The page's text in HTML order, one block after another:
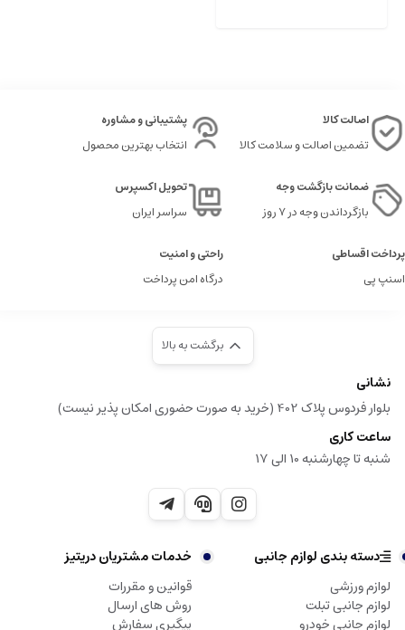
اصالت کالا
تضمین اصالت و سلامت کالا
پشتیبانی و مشاوره
انتخاب بهترین محصول
ضمانت بازگشت وجه
بازگرداندن وجه در ۷ روز
تحویل اکسپرس
سراسر ایران
پرداخت اقساطی
اسنپ پی
راحتی و امنیت
درگاه امن پرداخت
برگشت به بالا
نشانی
بلوار فردوس پلاک 402 (خرید به صورت حضوری امکان پذیر نیست)
ساعت کاری
شنبه تا چهارشنبه 10 الی 17
دسته بندی لوازم جانبی
لوازم ورزشی
لوازم جانبی تبلت
لوازم جانبی خودرو
خدمات مشتریان دریتیز
قوانین و مقررات
روش های ارسال
پیگیری سفارش